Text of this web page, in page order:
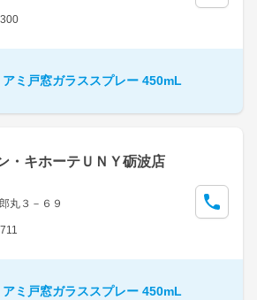
ミ戸窓ガラススプレー 450mL
・キホーテＵＮＹ砺波店
丸３－６９
ミ戸窓ガラススプレー 450mL